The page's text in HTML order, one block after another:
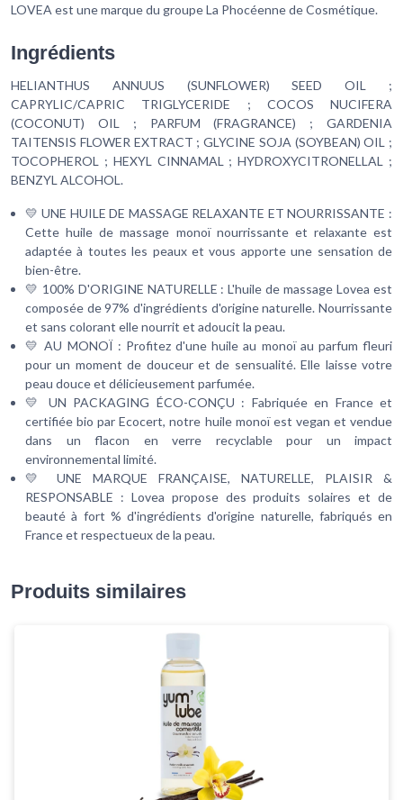
LOVEA est une marque du groupe La Phocéenne de Cosmétique.
Ingrédients
HELIANTHUS ANNUUS (SUNFLOWER) SEED OIL ;
CAPRYLIC/CAPRIC TRIGLYCERIDE ; COCOS NUCIFERA
(COCONUT) OIL ; PARFUM (FRAGRANCE) ; GARDENIA
TAITENSIS FLOWER EXTRACT ; GLYCINE SOJA (SOYBEAN) OIL ;
TOCOPHEROL ; HEXYL CINNAMAL ; HYDROXYCITRONELLAL ;
BENZYL ALCOHOL.
💛 UNE HUILE DE MASSAGE RELAXANTE ET NOURRISSANTE :
Cette huile de massage monoï nourrissante et relaxante est
adaptée à toutes les peaux et vous apporte une sensation de
bien-être.
💛 100% D'ORIGINE NATURELLE : L'huile de massage Lovea est
composée de 97% d'ingrédients d'origine naturelle. Nourrissante
et sans colorant elle nourrit et adoucit la peau.
💛 AU MONOÏ : Profitez d'une huile au monoï au parfum fleuri
pour un moment de douceur et de sensualité. Elle laisse votre
peau douce et délicieusement parfumée.
💛 UN PACKAGING ÉCO-CONÇU : Fabriquée en France et
certifiée bio par Ecocert, notre huile monoï est vegan et vendue
dans un flacon en verre recyclable pour un impact
environnemental limité.
💛 UNE MARQUE FRANÇAISE, NATURELLE, PLAISIR &
RESPONSABLE : Lovea propose des produits solaires et de
beauté à fort % d'ingrédients d'origine naturelle, fabriqués en
France et respectueux de la peau.
Produits similaires